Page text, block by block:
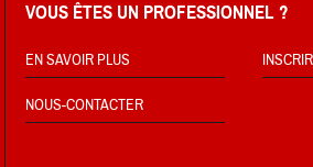
VOUS ÊTES UN PROFESSIONNEL ?
EN SAVOIR PLUS
NOUS-CONTACTER